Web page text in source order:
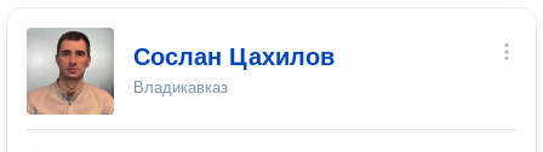
Сослан Цахилов
Владикавказ